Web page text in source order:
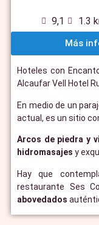
9,1 1.3
Más
Hoteles con
Alcaufar Vell Hotel
En medio de un
actual, es un sitio
Arcos de piedra y
hidromasajes y
Hay que
restaurante Ses
abovedados